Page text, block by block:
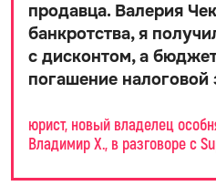
продавца. Валерия
банкротства, я
с дисконтом, а
погашение
юрист, новый владелец
Владимир Х., в разговоре с